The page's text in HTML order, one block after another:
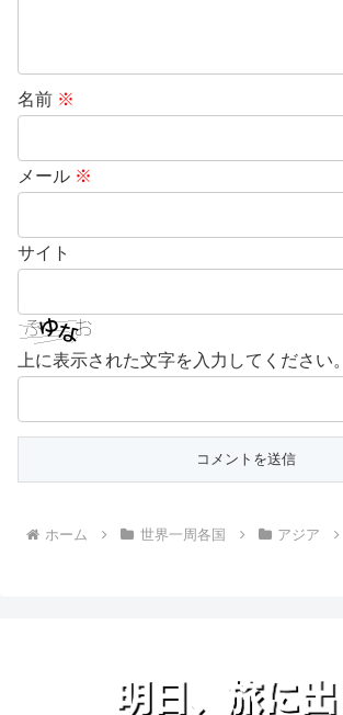
名前 ※
メール ※
サイト
上に表示された文字を入力してください。
ホーム 世界一周各国 アジア